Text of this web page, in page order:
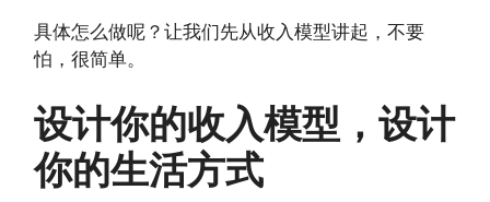
具体怎么做呢？让我们先从收入模型讲起，不要
怕，很简单。
设计你的收入模型，设计
你的生活方式